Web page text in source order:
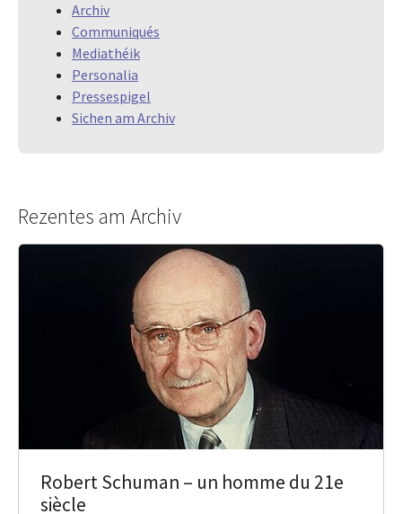
Archiv
Communiqués
Mediathéik
Personalia
Pressespigel
Sichen am Archiv
Rezentes am Archiv
Robert Schuman – un homme du 21e
siècle